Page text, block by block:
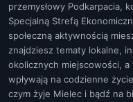
przemysłowy Podkarpacia,
Specjalną Strefą
społeczną aktywnością
znajdziesz tematy lokalne,
okolicznych miejscowości,
wpływają na codzienne
czym żyje Mielec i bądź na